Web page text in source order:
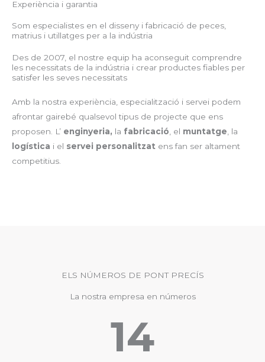
Experiència i garantia
Som especialistes en el disseny i fabricació de peces,
matrius i utillatges per a la indústria
Des de 2007, el nostre equip ha aconseguit comprendre
les necessitats de la indústria i crear productes fiables per
satisfer les seves necessitats
Amb la nostra experiència, especialització i servei podem
afrontar gairebé qualsevol tipus de projecte que ens
proposen. L’ enginyeria, la fabricació el muntatge la
logística i el servei personalitzat ens fan ser altament
competitius.
ELS NÚMEROS DE PONT PRECÍS
La nostra empresa en números
14